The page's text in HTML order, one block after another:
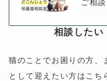
ご相
相談したい
猫のことでお困りの方、
として迎えたい方はこち